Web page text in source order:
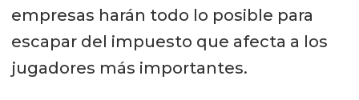
empresas harán todo lo posible para
escapar del impuesto que afecta a los
jugadores más importantes.